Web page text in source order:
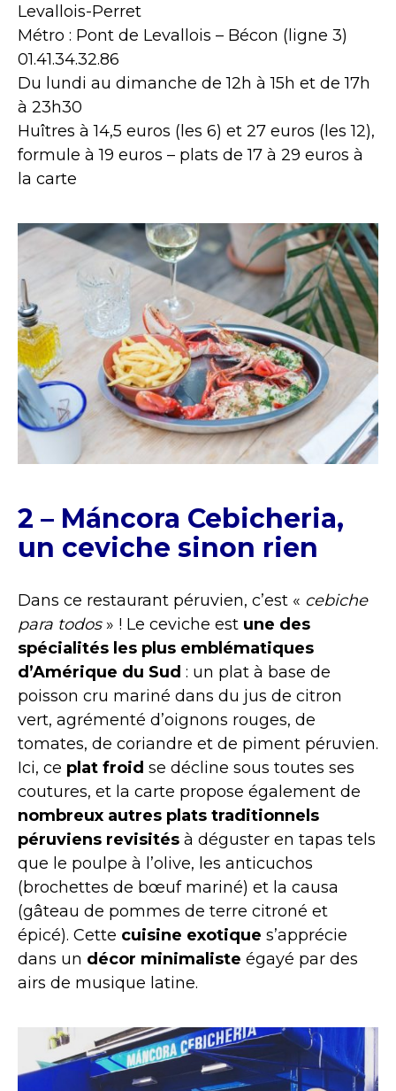
Levallois-Perret
Métro : Pont de Levallois – Bécon (ligne 3)
01.41.34.32.86
Du lundi au dimanche de 12h à 15h et de 17h
à 23h30
Huîtres à 14,5 euros (les 6) et 27 euros (les 12),
formule à 19 euros – plats de 17 à 29 euros à
la carte
2 – Máncora Cebicheria,
un ceviche sinon rien
Dans ce restaurant péruvien, c’est « cebiche
para todos» ! Le ceviche est une des
spécialités les plus emblématiques
d’Amérique du Sud : un plat à base de
poisson cru mariné dans du jus de citron
vert, agrémenté d’oignons rouges, de
tomates, de coriandre et de piment péruvien.
Ici, ce plat froid se décline sous toutes ses
coutures, et la carte propose également de
nombreux autres plats traditionnels
péruviens revisités à déguster en tapas tels
que le poulpe à l’olive, les anticuchos
(brochettes de bœuf mariné) et la causa
(gâteau de pommes de terre citroné et
épicé). Cette cuisine exotique s’apprécie
dans un décor minimaliste égayé par des
airs de musique latine.